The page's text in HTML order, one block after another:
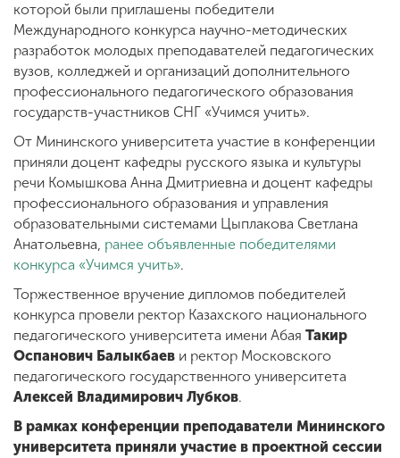
которой были приглашены победители
Международного конкурса научно-методических
разработок молодых преподавателей педагогических
вузов, колледжей и организаций дополнительного
профессионального педагогического образования
государств-участников СНГ «Учимся учить».
От Мининского университета участие в конференции
приняли доцент кафедры русского языка и культуры
речи Комышкова Анна Дмитриевна и доцент кафедры
профессионального образования и управления
образовательными системами Цыплакова Светлана
Анатольевна, ранее объявленные победителями
конкурса «Учимся учить».
Торжественное вручение дипломов победителей
конкурса провели ректор Казахского национального
педагогического университета имени Абая Такир
Оспанович Балыкбаев и ректор Московского
педагогического государственного университета
Алексей Владимирович Лубков.
В рамках конференции преподаватели Мининского
университета приняли участие в проектной сессии